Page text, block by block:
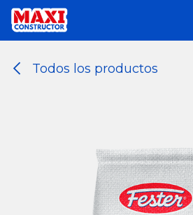
Ir al contenido
Todos los productos